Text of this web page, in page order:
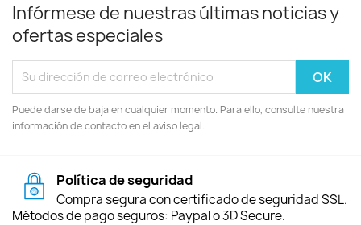
Infórmese de nuestras últimas noticias y
ofertas especiales
Puede darse de baja en cualquier momento. Para ello, consulte nuestra
información de contacto en el aviso legal.
Política de seguridad
Compra segura con certificado de seguridad SSL.
Métodos de pago seguros: Paypal o 3D Secure.